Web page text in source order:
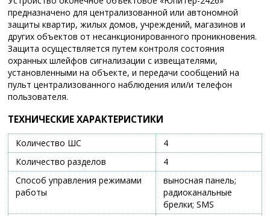
предназначено для централизованной или автономной
защиты квартир, жилых домов, учреждений, магазинов и
других объектов от несанкционированного проникновения.
Защита осуществляется путем контроля состояния
охранных шлейфов сигнализации с извещателями,
установленными на объекте, и передачи сообщений на
пульт централизованного наблюдения или/и телефон
пользователя.
ТЕХНИЧЕСКИЕ ХАРАКТЕРИСТИКИ
Количество ШС
4
Количество разделов
4
Способ управления режимами
работы
выносная панель;
радиоканальные
брелки; SMS